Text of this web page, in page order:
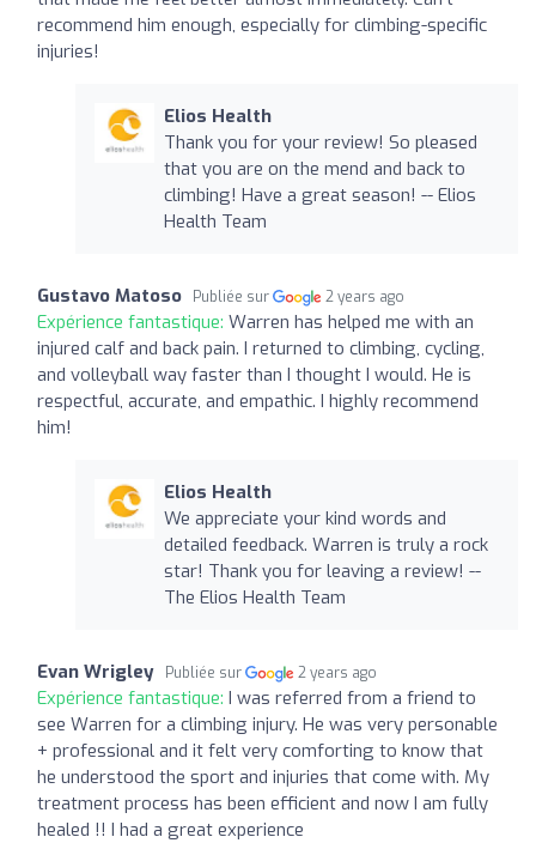
recommend him enough, especially for climbing-specific
injuries!
Elios Health
Thank you for your review! So pleased
that you are on the mend and back to
climbing! Have a great season! -- Elios
Health Team
Gustavo Matoso Publiée sur 2 years ago
Expérience fantastique: Warren has helped me with an
injured calf and back pain. I returned to climbing, cycling,
and volleyball way faster than I thought I would. He is
respectful, accurate, and empathic. I highly recommend
him!
Elios Health
We appreciate your kind words and
detailed feedback. Warren is truly a rock
star! Thank you for leaving a review! --
The Elios Health Team
Evan Wrigley Publiée sur 2 years ago
Expérience fantastique: I was referred from a friend to
see Warren for a climbing injury. He was very personable
+ professional and it felt very comforting to know that
he understood the sport and injuries that come with. My
treatment process has been efficient and now I am fully
healed !! I had a great experience